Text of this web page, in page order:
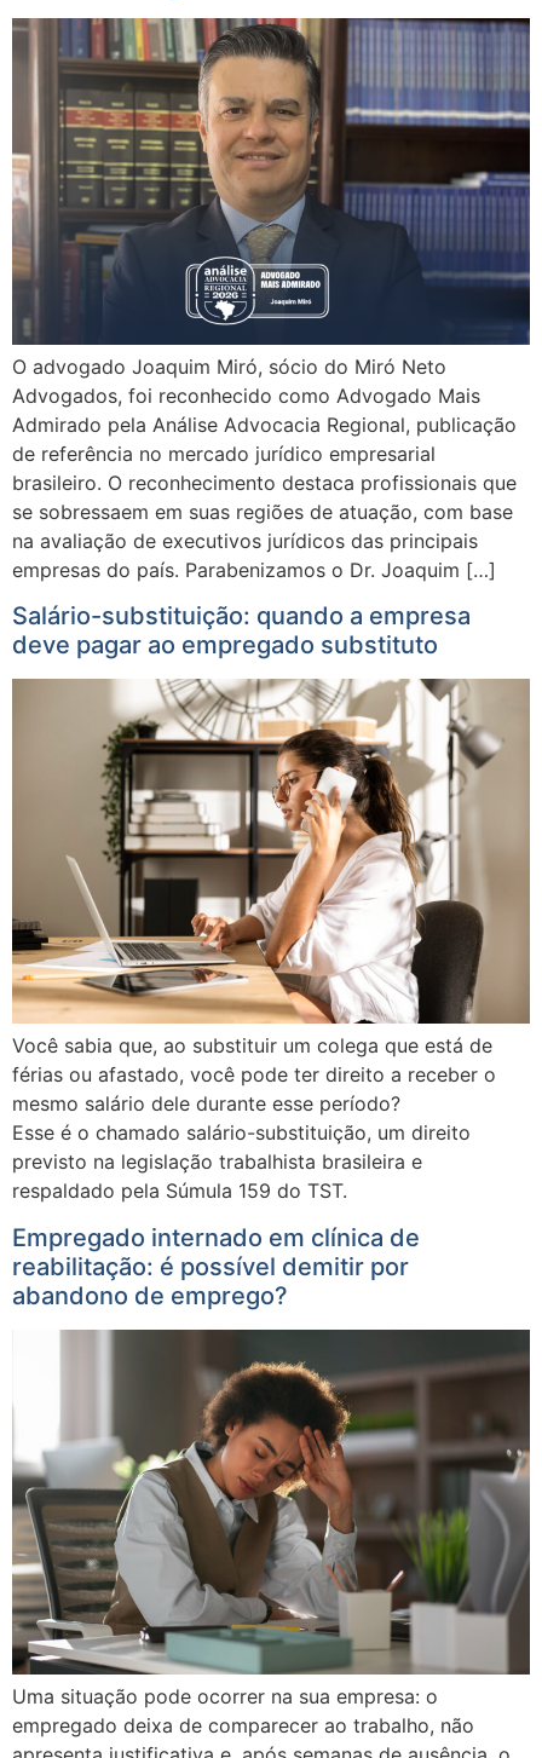
O advogado Joaquim Miró, sócio do Miró Neto
Advogados, foi reconhecido como Advogado Mais
Admirado pela Análise Advocacia Regional, publicação
de referência no mercado jurídico empresarial
brasileiro. O reconhecimento destaca profissionais que
se sobressaem em suas regiões de atuação, com base
na avaliação de executivos jurídicos das principais
empresas do país. Parabenizamos o Dr. Joaquim […]
Salário-substituição: quando a empresa
deve pagar ao empregado substituto
Você sabia que, ao substituir um colega que está de
férias ou afastado, você pode ter direito a receber o
mesmo salário dele durante esse período?
Esse é o chamado salário-substituição, um direito
previsto na legislação trabalhista brasileira e
respaldado pela Súmula 159 do TST.
Empregado internado em clínica de
reabilitação: é possível demitir por
abandono de emprego?
Uma situação pode ocorrer na sua empresa: o
empregado deixa de comparecer ao trabalho, não